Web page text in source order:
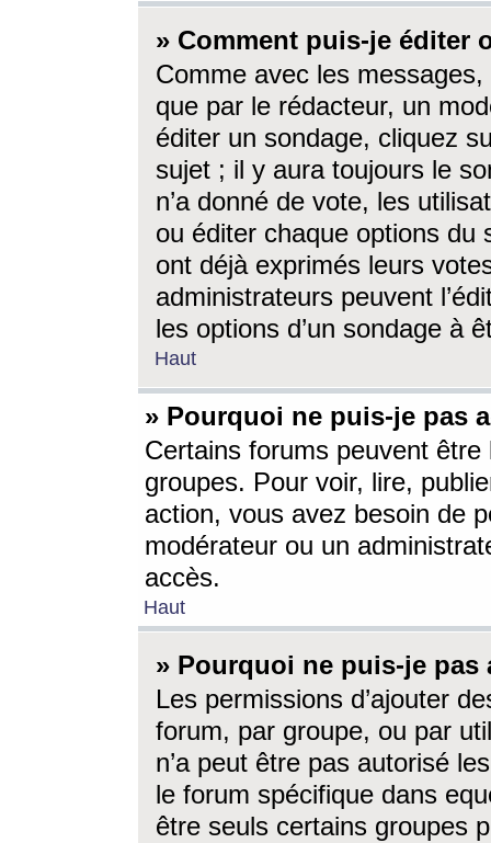
» Comment puis-je éditer
Comme avec les
que par le rédacteur, un
éditer un sondage, cliquez
sujet ; il y aura toujours le
n’a donné de vote, les
ou éditer chaque options du
ont déjà exprimés leurs
administrateurs peuvent
les options d’un sondage à
Haut
» Pourquoi ne puis-je pas
Certains forums peuvent être
groupes. Pour voir, lire,
action, vous avez besoin de
modérateur ou un
accès.
Haut
» Pourquoi ne puis-je
Les permissions d’ajouter
forum, par groupe, ou par
n’a peut être pas autorisé
le forum spécifique dans
être seuls certains groupes